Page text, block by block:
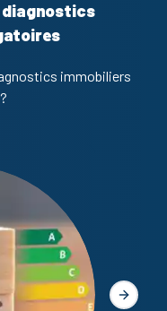
diagnostics
immobiliers
Slide